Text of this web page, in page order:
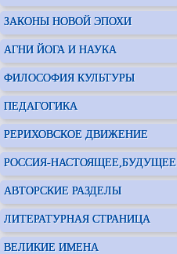
ЗАКОНЫ НОВОЙ ЭПОХИ
АГНИ ЙОГА И НАУКА
ФИЛОСОФИЯ КУЛЬТУРЫ
ПЕДАГОГИКА
РЕРИХОВСКОЕ ДВИЖЕНИЕ
РОССИЯ-НАСТОЯЩЕЕ,БУДУЩЕЕ
АВТОРСКИЕ РАЗДЕЛЫ
ЛИТЕРАТУРНАЯ СТРАНИЦА
ВЕЛИКИЕ ИМЕНА